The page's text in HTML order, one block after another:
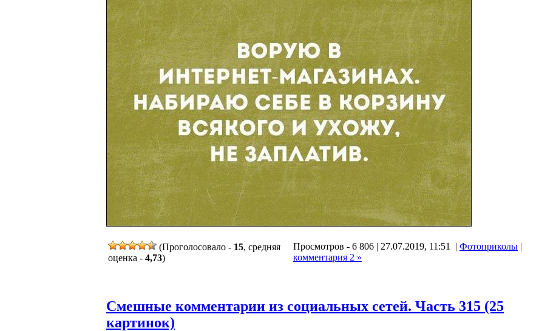
(Проголосовало - 15, средняя
оценка - 4,73)
Просмотров - 6 806 | 27.07.2019, 11:51 | Фотоприколы |
комментария 2 »
Смешные комментарии из социальных сетей. Часть 315 (25
картинок)